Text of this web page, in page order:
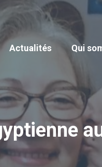
Actualités
Qui